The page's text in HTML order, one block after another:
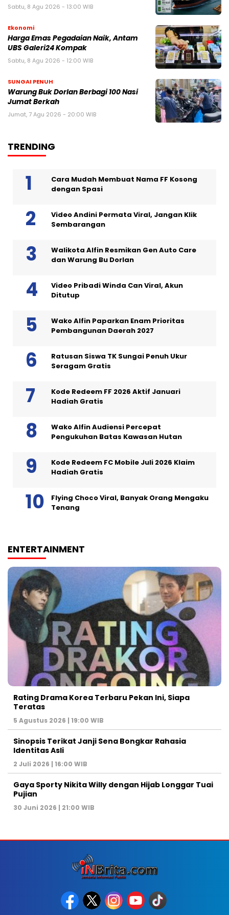
Sabtu, 8 Agu 2026 - 13:00 WIB
Ekonomi
Harga Emas Pegadaian Naik, Antam
UBS Galeri24 Kompak
Sabtu, 8 Agu 2026 - 12:00 WIB
SUNGAI PENUH
Warung Buk Dorlan Berbagi 100 Nasi
Jumat Berkah
Jumat, 7 Agu 2026 - 20:00 WIB
TRENDING
Cara Mudah Membuat Nama FF Kosong
dengan Spasi
Video Andini Permata Viral, Jangan Klik
Sembarangan
Walikota Alfin Resmikan Gen Auto Care
dan Warung Bu Dorlan
Video Pribadi Winda Can Viral, Akun
Ditutup
Wako Alfin Paparkan Enam Prioritas
Pembangunan Daerah 2027
Ratusan Siswa TK Sungai Penuh Ukur
Seragam Gratis
Kode Redeem FF 2026 Aktif Januari
Hadiah Gratis
Wako Alfin Audiensi Percepat
Pengukuhan Batas Kawasan Hutan
Kode Redeem FC Mobile Juli 2026 Klaim
Hadiah Gratis
Flying Choco Viral, Banyak Orang Mengaku
Tenang
ENTERTAINMENT
Rating Drama Korea Terbaru Pekan Ini, Siapa
Teratas
5 Agustus 2026 | 19:00 WIB
Sinopsis Terikat Janji Sena Bongkar Rahasia
Identitas Asli
2 Juli 2026 | 16:00 WIB
Gaya Sporty Nikita Willy dengan Hijab Longgar Tuai
Pujian
30 Juni 2026 | 21:00 WIB